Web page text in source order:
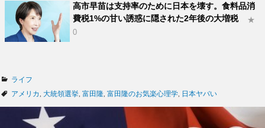
高市早苗は支持率のために日本を壊す。食料品消
費税1%の甘い誘惑に隠された2年後の大増税
★
0
カ
テ
ライフ
タ
アメリカ 大統領選挙 富田隆 富田隆のお気楽心理学 日本ヤバい